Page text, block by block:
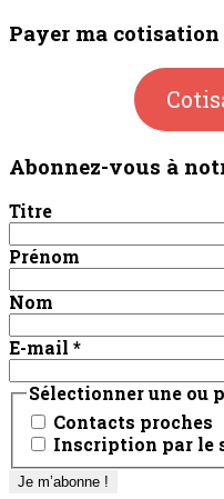
Payer ma
Abonnez-vous à
Titre
Prénom
Nom
E-mail *
Sélectionner une ou
Contacts proches
Inscription par le